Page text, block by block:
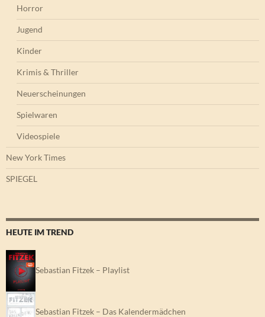
Horror
Jugend
Kinder
Krimis & Thriller
Neuerscheinungen
Spielwaren
Videospiele
New York Times
SPIEGEL
HEUTE IM TREND
Sebastian Fitzek – Playlist
Sebastian Fitzek – Das Kalendermädchen